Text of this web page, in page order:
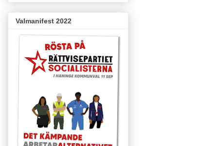
Valmanifest 2022